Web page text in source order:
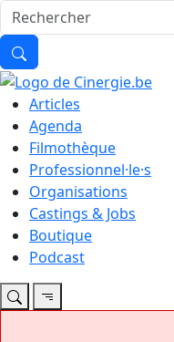
Articles
Agenda
Filmothèque
Professionnel·le·s
Organisations
Castings & Jobs
Boutique
Podcast